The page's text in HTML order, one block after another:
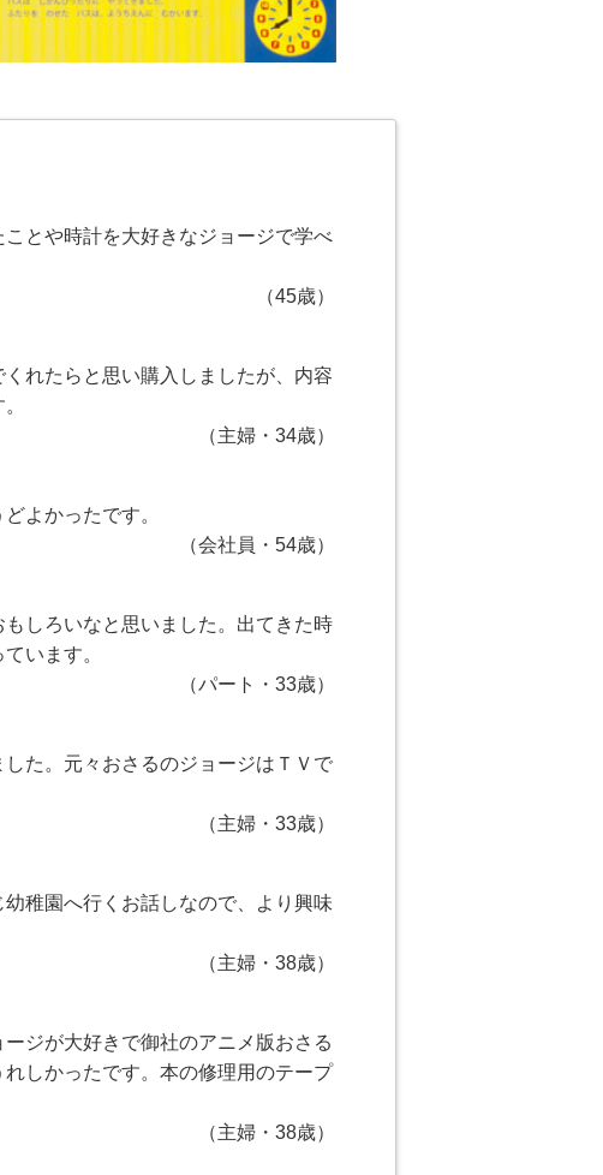
とや時計を大好きなジョージで学べ
（45歳）
れたらと思い購入しましたが、内容
（主婦・34歳）
よかったです。
（会社員・54歳）
しろいなと思いました。出てきた時
います。
（パート・33歳）
た。元々おさるのジョージはＴＶで
（主婦・33歳）
稚園へ行くお話しなので、より興味
（主婦・38歳）
ジが大好きで御社のアニメ版おさる
しかったです。本の修理用のテープ
（主婦・38歳）